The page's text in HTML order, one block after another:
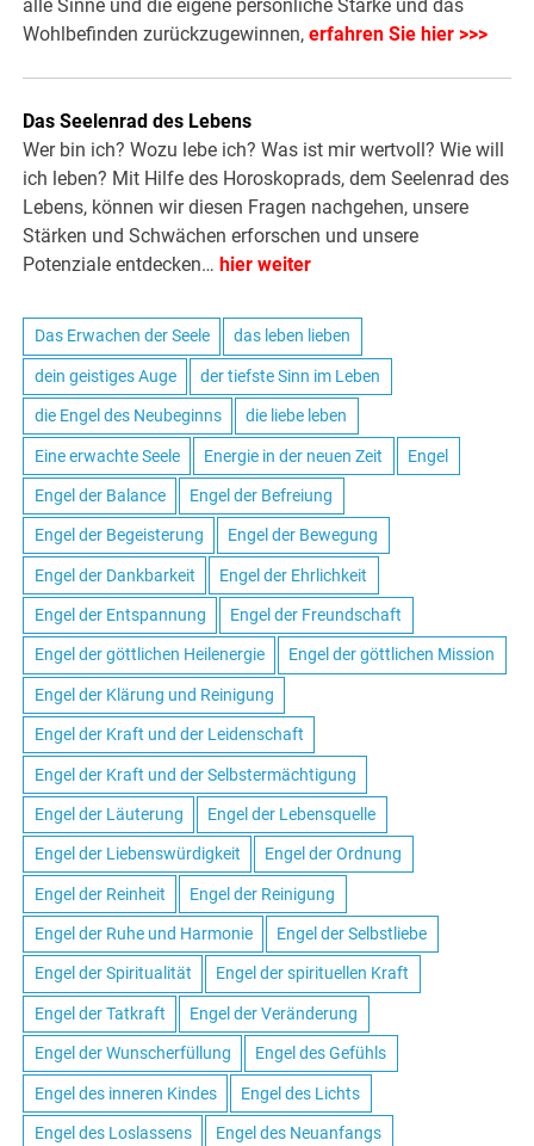
alle Sinne und die eigene persönliche Stärke und das
Wohlbefinden zurückzugewinnen, erfahren Sie hier >>>
Das Seelenrad des Lebens
Wer bin ich? Wozu lebe ich? Was ist mir wertvoll? Wie will
ich leben? Mit Hilfe des Horoskoprads, dem Seelenrad des
Lebens, können wir diesen Fragen nachgehen, unsere
Stärken und Schwächen erforschen und unsere
Potenziale entdecken… hier weiter
Das Erwachen der Seele das leben lieben
dein geistiges Auge der tiefste Sinn im Leben
die Engel des Neubeginns die liebe leben
Eine erwachte Seele Energie in der neuen Zeit Engel
Engel der Balance Engel der Befreiung
Engel der Begeisterung Engel der Bewegung
Engel der Dankbarkeit Engel der Ehrlichkeit
Engel der Entspannung Engel der Freundschaft
Engel der göttlichen Heilenergie Engel der göttlichen Mission
Engel der Klärung und Reinigung
Engel der Kraft und der Leidenschaft
Engel der Kraft und der Selbstermächtigung
Engel der Läuterung Engel der Lebensquelle
Engel der Liebenswürdigkeit Engel der Ordnung
Engel der Reinheit Engel der Reinigung
Engel der Ruhe und Harmonie Engel der Selbstliebe
Engel der Spiritualität Engel der spirituellen Kraft
Engel der Tatkraft Engel der Veränderung
Engel der Wunscherfüllung Engel des Gefühls
Engel des inneren Kindes Engel des Lichts
Engel des Loslassens Engel des Neuanfangs